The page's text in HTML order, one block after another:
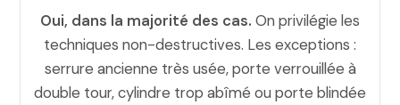
Oui, dans la majorité des cas. On privilégie les
techniques non-destructives. Les exceptions :
serrure ancienne très usée, porte verrouillée à
double tour, cylindre trop abîmé ou porte blindée